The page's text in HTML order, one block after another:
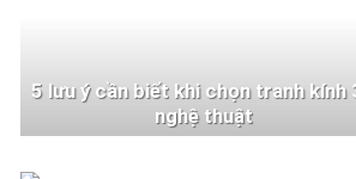
5 lưu ý cần biết khi chọn tranh kính
nghệ thuật